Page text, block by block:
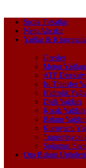
Sıcak Fırsatlar
Nem Alıcılar
Yağlar &
Gresler
Motor Yağları
ATF
Isı Transfer
Hidrolik
Dişli Yağları
Kızak Yağları
Bakım Yağları
Koruyucu
Transmisyon
Soğutma
Oto Bakım Ürünleri